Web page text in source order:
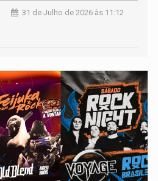
31 de Julho de 2026 às 11:12